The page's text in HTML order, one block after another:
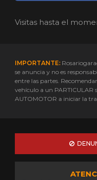
Visitas hasta el
IMPORTANTE:
se anuncia y no es
entre las partes.
vehículo a un PARTICULAR
AUTOMOTOR a iniciar la